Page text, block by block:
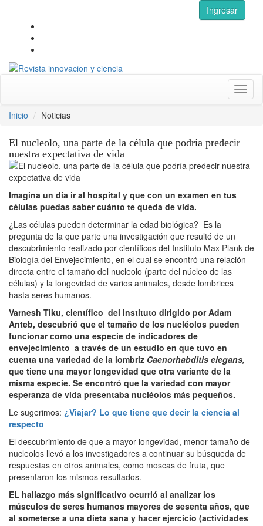
Ingresar
Inicio
Noticias
El nucleolo, una parte de la célula que podría predecir
nuestra expectativa de vida
Imagina un día ir al hospital y que con un examen en tus
células puedas saber cuánto te queda de vida.
¿Las células pueden determinar la edad biológica? Es la
pregunta de la que parte una investigación que resultó de un
descubrimiento realizado por científicos del Instituto Max Plank de
Biología del Envejecimiento, en el cual se encontró una relación
directa entre el tamaño del nucleolo (parte del núcleo de las
células) y la longevidad de varios animales, desde lombrices
hasta seres humanos.
Varnesh Tiku, científico del instituto dirigido por Adam
Anteb, descubrió que el tamaño de los nucléolos pueden
funcionar como una especie de indicadores de
envejecimiento a través de un estudio en que tuvo en
cuenta una variedad de la lombriz Caenorhabditis elegans,
que tiene una mayor longevidad que otra variante de la
misma especie. Se encontró que la variedad con mayor
esperanza de vida presentaba nucléolos más pequeños.
Le sugerimos: ¿Viajar? Lo que tiene que decir la ciencia al
respecto
El descubrimiento de que a mayor longevidad, menor tamaño de
nucleolos llevó a los investigadores a continuar su búsqueda de
respuestas en otros animales, como moscas de fruta, que
presentaron los mismos resultados.
EL hallazgo más significativo ocurrió al analizar los
músculos de seres humanos mayores de sesenta años, que
al someterse a una dieta sana y hacer ejercicio (actividades